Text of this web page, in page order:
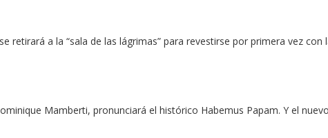
a la “sala de las lágrimas” para revestirse por primera vez con
Mamberti, pronunciará el histórico Habemus Papam. Y el